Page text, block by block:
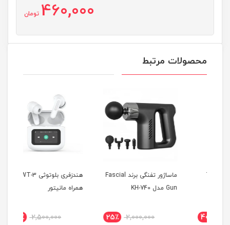
460,000 تومان
محصولات مرتبط
ماساژور تفنگی برند Fascial
2,000,000 25٪
هندزفری بلوتوثی WT-3 به
همراه مانیتور
2,500,000 38٪